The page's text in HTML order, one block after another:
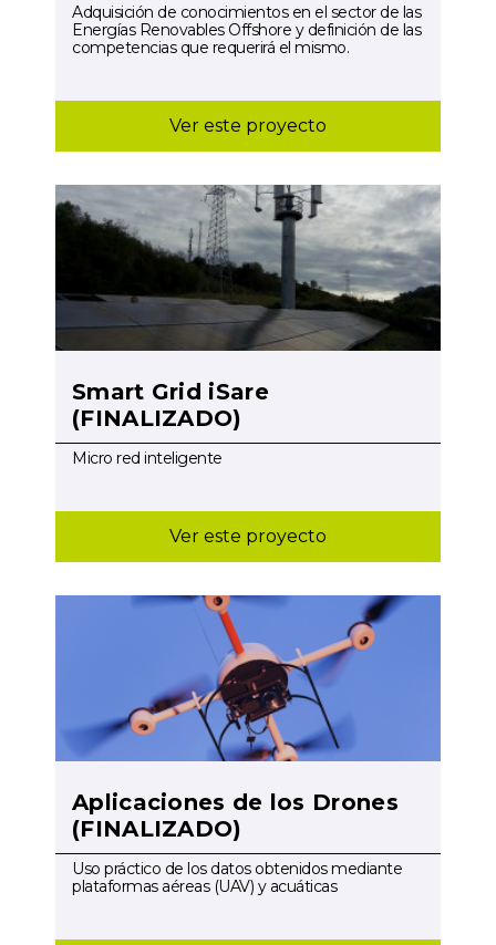
Adquisición de conocimientos en el sector de las
Energías Renovables Offshore y definición de las
competencias que requerirá el mismo.
Ver este proyecto
Smart Grid iSare
(FINALIZADO)
Micro red inteligente
Ver este proyecto
Aplicaciones de los Drones
(FINALIZADO)
Uso práctico de los datos obtenidos mediante
plataformas aéreas (UAV) y acuáticas